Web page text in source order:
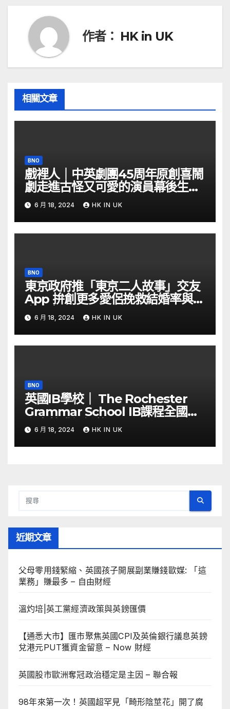
覽
作者： HK in UK
相關文章
BNO
戲裡人｜中英劇團45周年原創喜鬧
劇走進古怪又可愛的演員幕後生活
– YouTube
6 月 18, 2024 HK IN UK
BNO
東京政府推「東京二人故事」交友
App 拚創更多愛侶挽救結婚率與生
育率｜Yahoo Hong Kong
6 月 18, 2024 HK IN UK
BNO
英國IB學校｜ The Rochester
Grammar School IB課程全國第
六少數獲認證的Thinking School
6 月 18, 2024 HK IN UK
近期文章
父母零用錢緊縮、英國孩子開展副業賺錢歐媒: 「這
業務」賺最多 – 自由財經
溫灼培|英工黨經濟政策與英鎊匯價
【通悉大市】匯市聚焦英國CPI及英倫銀行議息英鎊
兌港元PUT獲資金留意 – Now 財經
英國股市歐洲奪冠政治穩定是主因 – 聯合報
98年來第一次！英國超罕見「畸形陰莖花」開了腐